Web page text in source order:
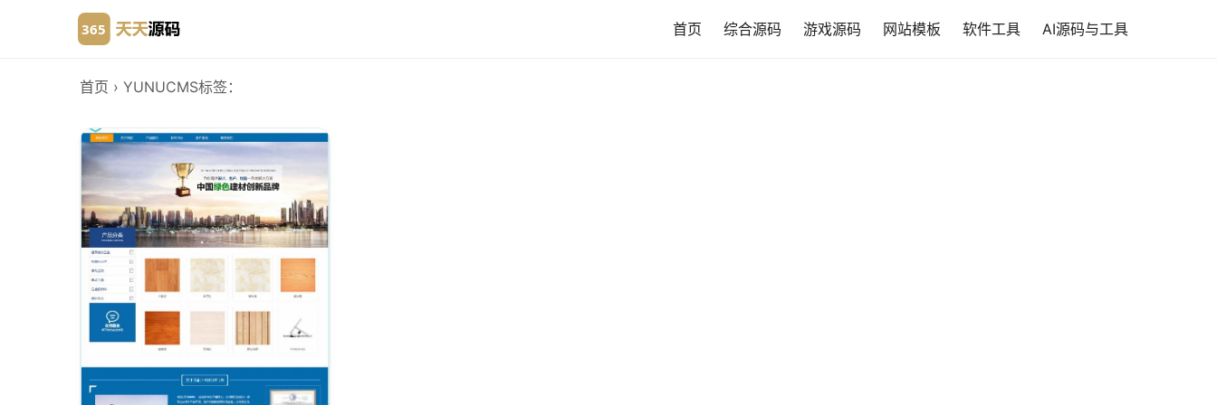
首页 综合源码 游戏源码 网站模板 软件工具 AI源码与工具
首页 › YUNUCMS标签：